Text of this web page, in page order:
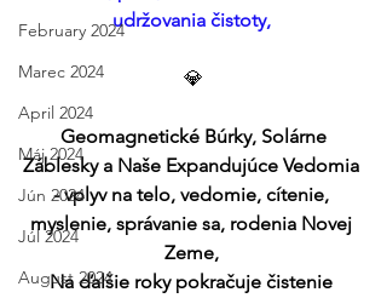
February 2024
Marec 2024
April 2024
Máj 2024
Jún 2024
Júl 2024
August 2024
udržovania čistoty,
💎
Geomagnetické Búrky, Solárne
Záblesky a Naše Expandujúce Vedomia
- vplyv na telo, vedomie, cítenie,
myslenie, správanie sa, rodenia Novej
Zeme,
Na ďalšie roky pokračuje čistenie